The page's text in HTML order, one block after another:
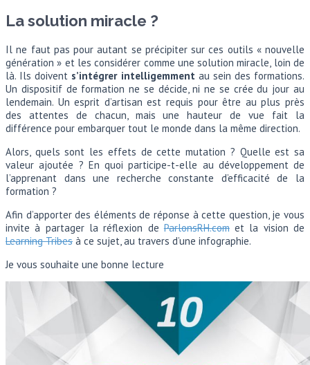
La solution miracle ?
Il ne faut pas pour autant se précipiter sur ces outils « nouvelle
génération » et les considérer comme une solution miracle, loin de
là. Ils doivent s’intégrer intelligemmentau sein des formations.
Un dispositif de formation ne se décide, ni ne se crée du jour au
lendemain. Un esprit d’artisan est requis pour être au plus près
des attentes de chacun, mais une hauteur de vue fait la
différence pour embarquer tout le monde dans la même direction.
Alors, quels sont les effets de cette mutation ? Quelle est sa
valeur ajoutée ? En quoi participe-t-elle au développement de
l’apprenant dans une recherche constante d’efficacité de la
formation ?
Afin d’apporter des éléments de réponse à cette question, je vous
invite à partager la réflexion deParlonsRH.comet la vision de
Learning Tribes à ce sujet, au travers d’une infographie.
Je vous souhaite une bonne lecture